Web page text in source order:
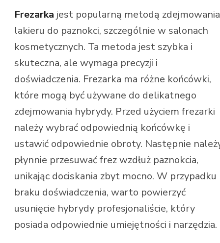
Frezarka jest popularną metodą zdejmowania
lakieru do paznokci, szczególnie w salonach
kosmetycznych. Ta metoda jest szybka i
skuteczna, ale wymaga precyzji i
doświadczenia. Frezarka ma różne końcówki,
które mogą być używane do delikatnego
zdejmowania hybrydy. Przed użyciem frezarki
należy wybrać odpowiednią końcówkę i
ustawić odpowiednie obroty. Następnie
płynnie przesuwać frez wzdłuż paznokcia,
unikając dociskania zbyt mocno. W przypadku
braku doświadczenia, warto powierzyć
usunięcie hybrydy profesjonaliście, który
posiada odpowiednie umiejętności i narzędzia.